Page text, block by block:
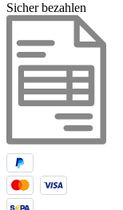
Sicher bezahlen